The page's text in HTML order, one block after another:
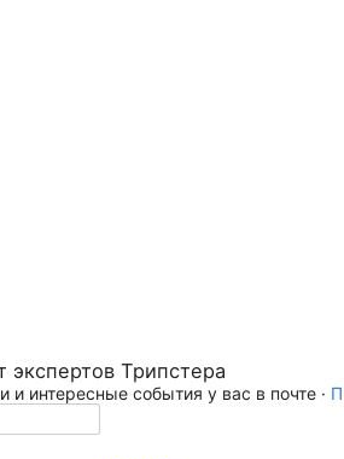
экспертов Трипстера
и интересные события у вас в почте ·